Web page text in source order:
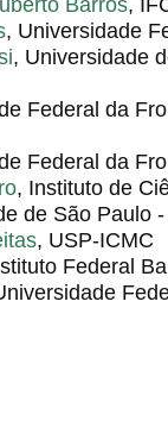
, Universidade
, Universidade
Federal da
Federal da
, Instituto de
de São Paulo
, USP-ICMC
Federal